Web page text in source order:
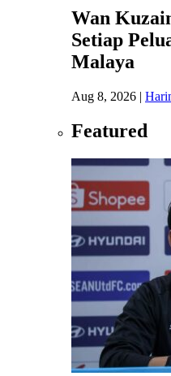
Wan
Setiap
Malaya
Aug 8, 2026 |
Featured